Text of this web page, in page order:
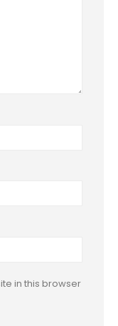
in this browser